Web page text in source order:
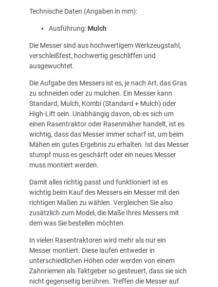
Technische Daten (Angaben in mm):
Ausführung: Mulch
Die Messer sind aus hochwertigem Werkzeugstahl,
verschleißfest, hochwertig geschliffen und
ausgewuchtet.
Die Aufgabe des Messers ist es, je nach Art, das Gras
zu schneiden oder zu mulchen. Ein Messer kann
Standard, Mulch, Kombi (Standard + Mulch) oder
High-Lift sein. Unabhängig davon, ob es sich um
einen Rasentraktor oder Rasenmäher handelt, ist es
wichtig, dass das Messer immer scharf ist, um beim
Mähen ein gutes Ergebnis zu erhalten. Ist das Messer
stumpf muss es geschärft oder ein neues Messer
muss montiert werden.
Damit alles richtig passt und funktioniert ist es
wichtig beim Kauf des Messers ein Messer mit den
richtigen Maßen zu wählen. Vergleichen Sie also
zusätzlich zum Model, die Maße Ihres Messers mit
dem was Sie bestellen möchten.
In vielen Rasentraktoren wird mehr als nur ein
Messer montiert. Diese laufen entweder in
unterschiedlichen Höhen oder werden von einem
Zahnriemen als Taktgeber so gesteuert, dass sie sich
nicht gegenseitig berühren. Treffen die Messer auf